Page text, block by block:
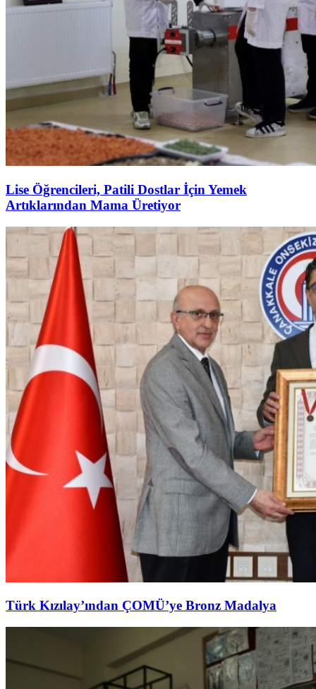
Lise Öğrencileri, Patili Dostlar İçin Yemek
Artıklarından Mama Üretiyor
Türk Kızılay’ından ÇOMÜ’ye Bronz Madalya